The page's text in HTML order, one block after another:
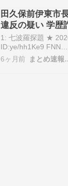
保前市長の学歴詐称
が6つの容疑で捜査
田久保前伊東市
違反の疑い 学歴
が6つの容疑で捜
1: 七波羅探題 ★
ID:ye/hh1Ke9 FNN
https://www.fnn.jp/
東市長を書類送検
6ヶ月前 まとめ速